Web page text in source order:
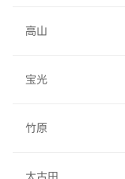
高山
宝光
竹原